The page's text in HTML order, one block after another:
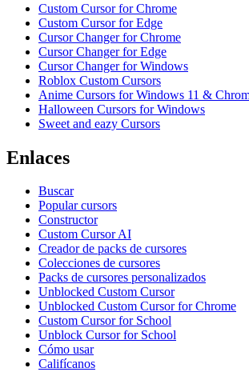
Custom Cursor for Chrome
Custom Cursor for Edge
Cursor Changer for Chrome
Cursor Changer for Edge
Cursor Changer for Windows
Roblox Custom Cursors
Anime Cursors for Windows 11 &
Halloween Cursors for Windows
Sweet and eazy Cursors
Enlaces
Buscar
Popular cursors
Constructor
Custom Cursor AI
Creador de packs de cursores
Colecciones de cursores
Packs de cursores personalizados
Unblocked Custom Cursor
Unblocked Custom Cursor for Chrome
Custom Cursor for School
Unblock Cursor for School
Cómo usar
Califícanos